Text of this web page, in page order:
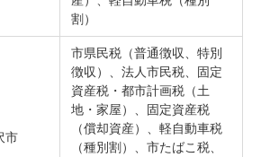
割）
市
市県民税（普通徴収、特別
徴収）、法人市民税、固定
資産税・都市計画税（土
地・家屋）、固定資産税
（償却資産）、軽自動車税
（種別割）、市たばこ税、